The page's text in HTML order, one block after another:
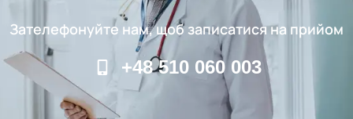
Зателефонуйте нам, щоб записатися на прийом
+48 510 060 003